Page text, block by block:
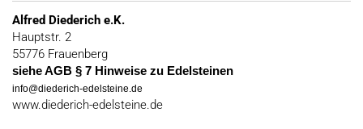
Alfred Diederich e.K.
Hauptstr. 2
55776 Frauenberg
siehe AGB § 7 Hinweise zu Edelsteinen
info@diederich-edelsteine.de
www.diederich-edelsteine.de